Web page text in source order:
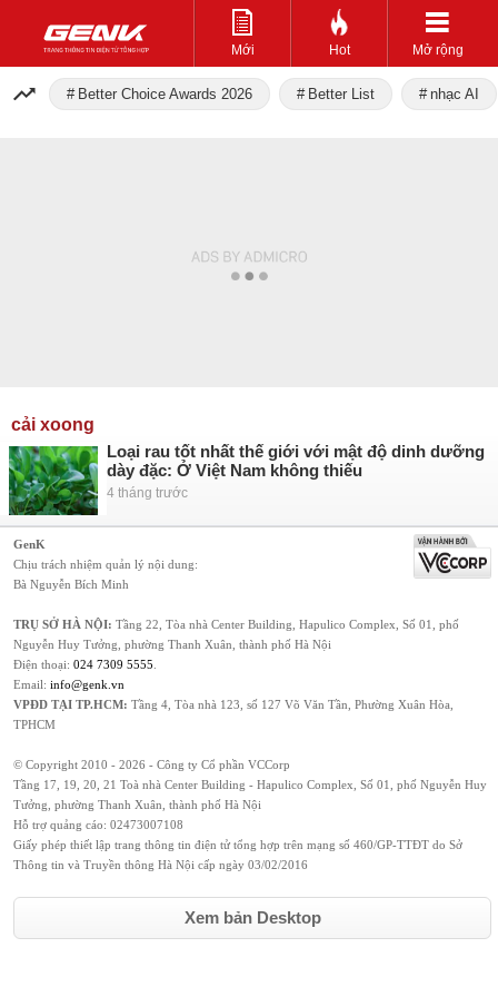
Mới Hot Mở rộng
Better Choice Awards 2026 Better List nhạc AI
cải xoong
Loại rau tốt nhất thế giới với mật độ dinh dưỡng
dày đặc: Ở Việt Nam không thiếu
4 tháng trước
GenK
Chịu trách nhiệm quản lý nội dung:
Bà Nguyễn Bích Minh
TRỤ SỞ HÀ NỘI: Tầng 22, Tòa nhà Center Building, Hapulico Complex, Số 01, phố
Nguyễn Huy Tưởng, phường Thanh Xuân, thành phố Hà Nội
Điện thoại: 024 7309 5555
Email: info@genk.vn
VPĐD TẠI TP.HCM: Tầng 4, Tòa nhà 123, số 127 Võ Văn Tần, Phường Xuân Hòa,
TPHCM
© Copyright 2010 - 2026 - Công ty Cổ phần VCCorp
Tầng 17, 19, 20, 21 Toà nhà Center Building - Hapulico Complex, Số 01, phố Nguyễn Huy
Tưởng, phường Thanh Xuân, thành phố Hà Nội
Hỗ trợ quảng cáo: 02473007108
Giấy phép thiết lập trang thông tin điện tử tổng hợp trên mạng số 460/GP-TTĐT do Sở
Thông tin và Truyền thông Hà Nội cấp ngày 03/02/2016
Xem bản Desktop